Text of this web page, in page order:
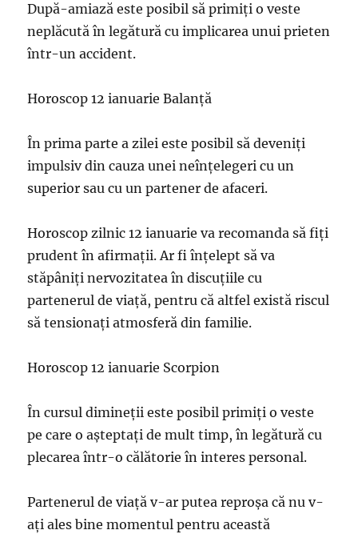
După-amiază este posibil să primiți o veste
neplăcută în legătură cu implicarea unui prieten
într-un accident.
Horoscop 12 ianuarie Balanță
În prima parte a zilei este posibil să deveniți
impulsiv din cauza unei neînțelegeri cu un
superior sau cu un partener de afaceri.
Horoscop zilnic 12 ianuarie va recomanda să fiți
prudent în afirmații. Ar fi înțelept să va
stăpâniți nervozitatea în discuțiile cu
partenerul de viață, pentru că altfel există riscul
să tensionați atmosferă din familie.
Horoscop 12 ianuarie Scorpion
În cursul dimineții este posibil primiți o veste
pe care o așteptați de mult timp, în legătură cu
plecarea într-o călătorie în interes personal.
Partenerul de viață v-ar putea reproșa că nu v-
ați ales bine momentul pentru această